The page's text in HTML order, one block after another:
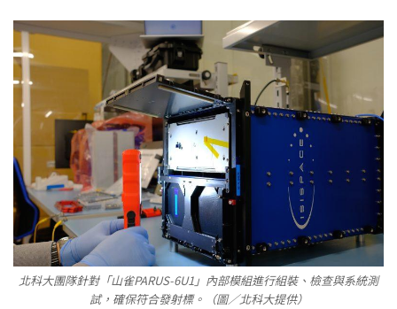
北科大團隊針對「山雀PARUS-6U1」內部模組進行組裝、檢查與系統測
試，確保符合發射標。（圖／北科大提供）